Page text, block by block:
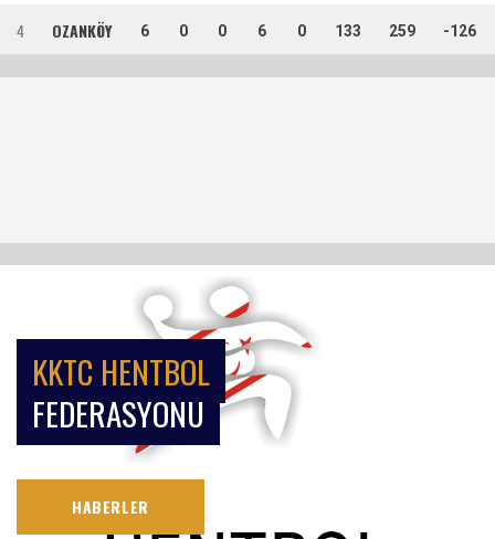
4 OZANKÖY 6 0 0 6 0 133 259 -126
KKTC HENTBOL
FEDERASYONU
HABERLER